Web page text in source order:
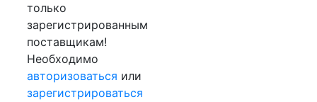
только
зарегистрированным
поставщикам!
Необходимо
авторизоваться или
зарегистрироваться